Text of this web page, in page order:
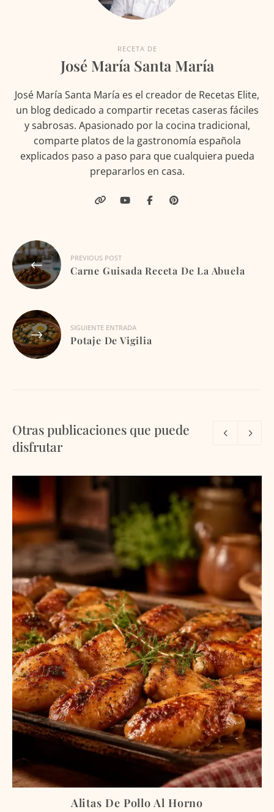
RECETA DE
José María Santa María
José María Santa María es el creador de Recetas Elite,
un blog dedicado a compartir recetas caseras fáciles
y sabrosas. Apasionado por la cocina tradicional,
comparte platos de la gastronomía española
explicados paso a paso para que cualquiera pueda
prepararlos en casa.
Navegación
de
entradas
PREVIOUS POST
Carne Guisada Receta De La Abuela
SIGUIENTE ENTRADA
Potaje De Vigilia
Otras publicaciones que puede
disfrutar
Alitas De Pollo Al Horno